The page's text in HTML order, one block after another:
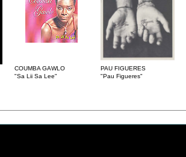
COUMBA GAWLO
"Sa Lii Sa Lee"
PAU FIGUERES
"Pau Figueres"